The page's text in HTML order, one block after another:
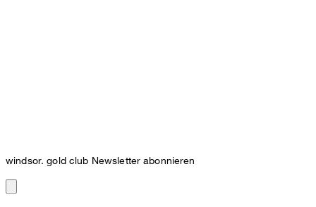
windsor. gold club Newsletter abonnieren